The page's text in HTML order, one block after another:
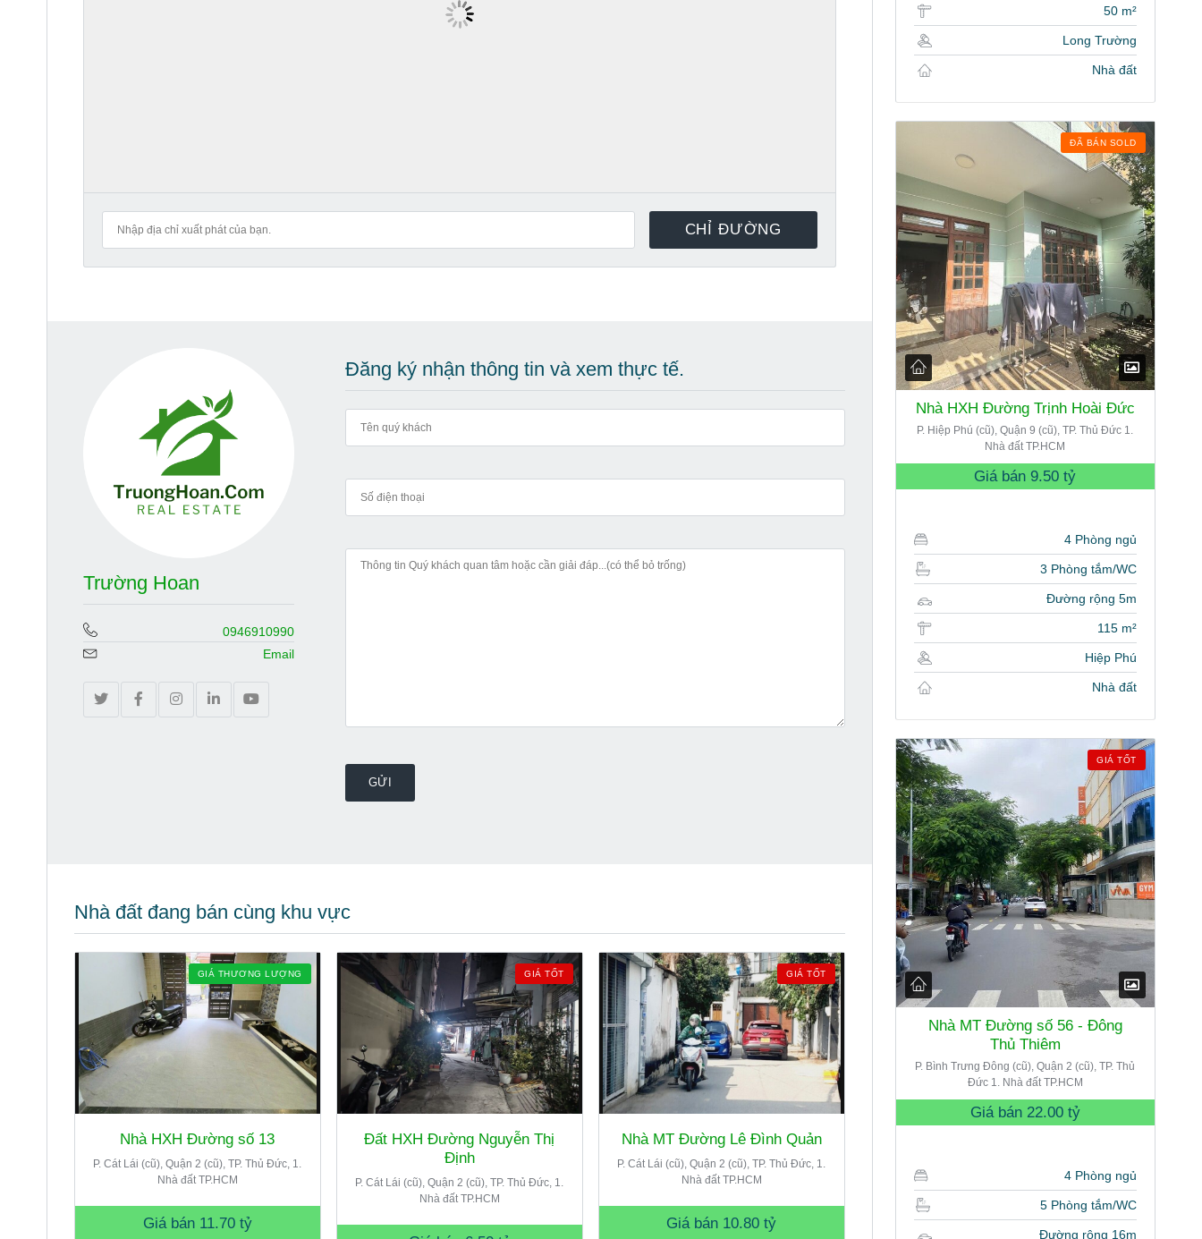
Trường Hoan
0946910990
Email
Đăng ký nhận thông tin và xem thực tế.
Nhà đất đang bán cùng khu vực
GIÁ THƯƠNG LƯỢNG
Nhà HXH Đường số 13
P. Cát Lái (cũ), Quận 2 (cũ), TP. Thủ Đức, 1.
Nhà đất TP.HCM
Giá bán 11.70 tỷ
GIÁ TỐT
Đất HXH Đường Nguyễn Thị
Định
P. Cát Lái (cũ), Quận 2 (cũ), TP. Thủ Đức, 1.
Nhà đất TP.HCM
GIÁ TỐT
Nhà MT Đường Lê Đình Quản
P. Cát Lái (cũ), Quận 2 (cũ), TP. Thủ Đức, 1.
Nhà đất TP.HCM
Giá bán 10.80 tỷ
50 m²
Long Trường
Nhà đất
ĐÃ BÁN SOLD
Nhà HXH Đường Trịnh Hoài Đức
P. Hiệp Phú (cũ), Quận 9 (cũ), TP. Thủ Đức 1.
Nhà đất TP.HCM
Giá bán9.50 tỷ
4 Phòng ngủ
3 Phòng tắm/WC
Đường rộng 5m
115 m²
Hiệp Phú
Nhà đất
GIÁ TỐT
Nhà MT Đường số 56 - Đông
Thủ Thiêm
P. Bình Trưng Đông (cũ), Quận 2 (cũ), TP. Thủ
Đức 1. Nhà đất TP.HCM
Giá bán 22.00 tỷ
4 Phòng ngủ
5 Phòng tắm/WC
Đường rộng 16m